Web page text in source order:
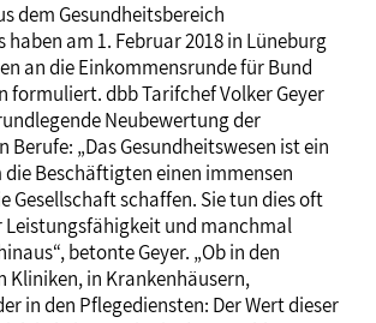
dem Gesundheitsbereich
haben am 1. Februar 2018 in Lüneburg
an die Einkommensrunde für Bund
formuliert. dbb Tarifchef Volker Geyer
Neubewertung der
Berufe: „Das Gesundheitswesen ist ein
die Beschäftigten einen immensen
Gesellschaft schaffen. Sie tun dies oft
Leistungsfähigkeit und manchmal
betonte Geyer. „Ob in den
Kliniken, in Krankenhäusern,
in den Pflegediensten: Der Wert dieser